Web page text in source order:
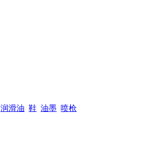
润滑油 鞋 油墨 喷枪